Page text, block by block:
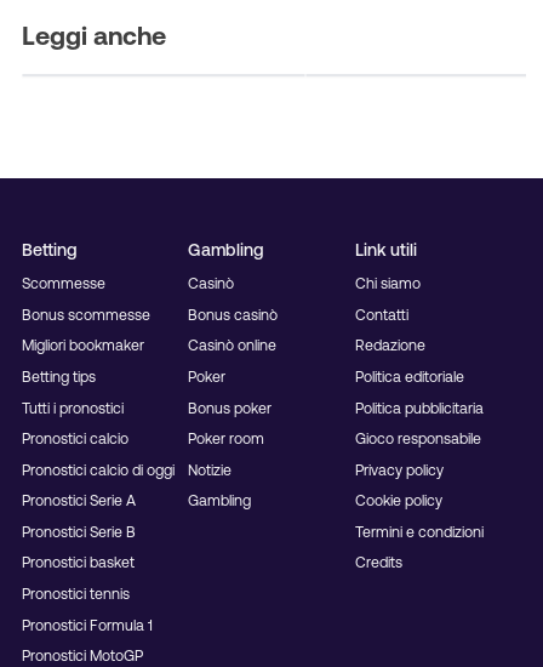
Leggi anche
Italia
Betting
Scommesse
Bonus scommesse
Migliori bookmaker
Betting tips
Tutti i pronostici
Pronostici calcio
Pronostici calcio di oggi
Pronostici Serie A
Pronostici Serie B
Pronostici basket
Pronostici tennis
Pronostici Formula 1
Pronostici MotoGP
Gambling
Casinò
Bonus casinò
Casinò online
Poker
Bonus poker
Poker room
Notizie
Gambling
Link utili
Chi siamo
Contatti
Redazione
Politica editoriale
Politica pubblicitaria
Gioco responsabile
Privacy policy
Cookie policy
Termini e condizioni
Credits